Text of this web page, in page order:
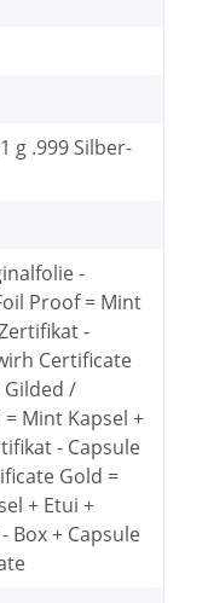
g .999 Silber-
-
Proof = Mint
-
Certificate
/
Mint Kapsel +
- Capsule
Gold =
+ Etui +
Box + Capsule